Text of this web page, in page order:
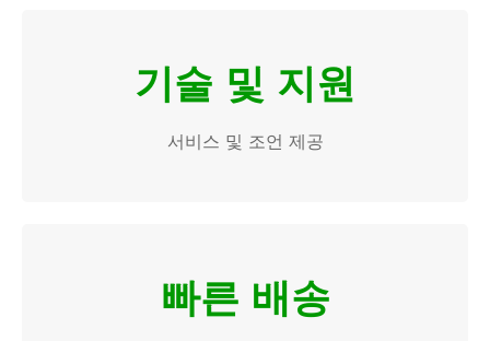
기술 및 지원
서비스 및 조언 제공
빠른 배송